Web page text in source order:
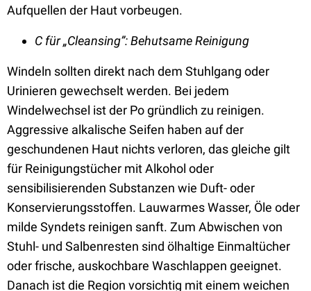
Aufquellen der Haut vorbeugen.
C für „Cleansing”: Behutsame Reinigung
Windeln sollten direkt nach dem Stuhlgang oder
Urinieren gewechselt werden. Bei jedem
Windelwechsel ist der Po gründlich zu reinigen.
Aggressive alkalische Seifen haben auf der
geschundenen Haut nichts verloren, das gleiche gilt
für Reinigungstücher mit Alkohol oder
sensibilisierenden Substanzen wie Duft- oder
Konservierungsstoffen. Lauwarmes Wasser, Öle oder
milde Syndets reinigen sanft. Zum Abwischen von
Stuhl- und Salbenresten sind ölhaltige Einmaltücher
oder frische, auskochbare Waschlappen geeignet.
Danach ist die Region vorsichtig mit einem weichen